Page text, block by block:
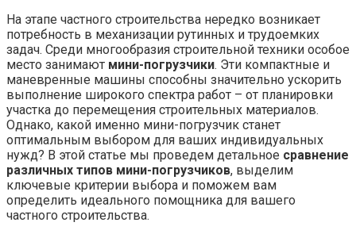
На этапе частного строительства нередко возникает
потребность в механизации рутинных и трудоемких
задач. Среди многообразия строительной техники особое
место занимают мини-погрузчики. Эти компактные и
маневренные машины способны значительно ускорить
выполнение широкого спектра работ – от планировки
участка до перемещения строительных материалов.
Однако, какой именно мини-погрузчик станет
оптимальным выбором для ваших индивидуальных
нужд? В этой статье мы проведем детальное сравнение
различных типов мини-погрузчиков, выделим
ключевые критерии выбора и поможем вам
определить идеального помощника для вашего
частного строительства.